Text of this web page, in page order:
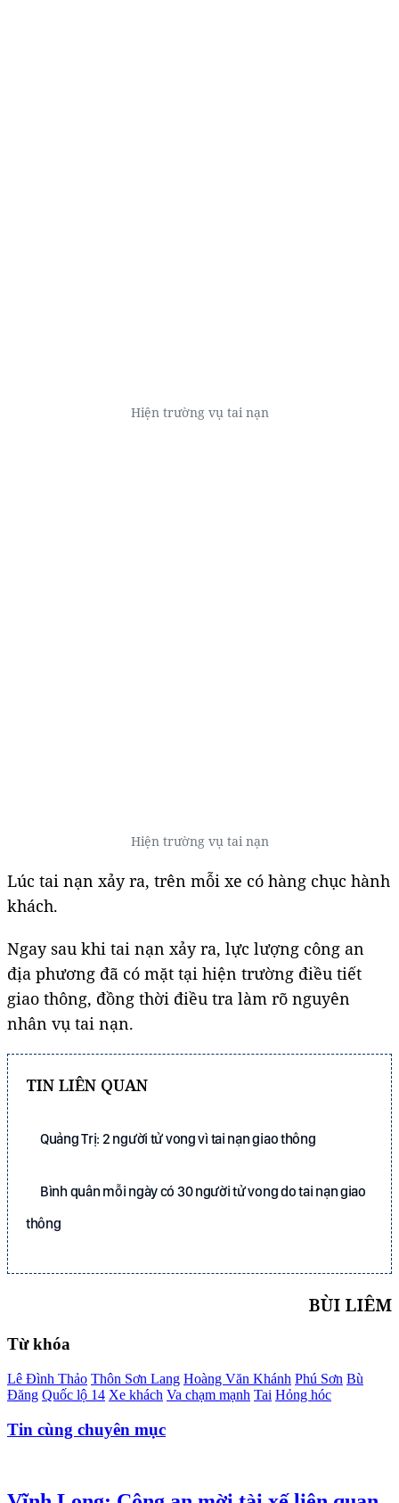
Hiện trường vụ tai nạn
Hiện trường vụ tai nạn
Lúc tai nạn xảy ra, trên mỗi xe có hàng chục hành
khách.
Ngay sau khi tai nạn xảy ra, lực lượng công an
địa phương đã có mặt tại hiện trường điều tiết
giao thông, đồng thời điều tra làm rõ nguyên
nhân vụ tai nạn.
TIN LIÊN QUAN
Quảng Trị: 2 người tử vong vì tai nạn giao thông
Bình quân mỗi ngày có 30 người tử vong do tai nạn giao
thông
BÙI LIÊM
Từ khóa
Lê Đình Thảo Thôn Sơn Lang Hoàng Văn Khánh Phú Sơn Bù
Đăng Quốc lộ 14 Xe khách Va chạm mạnh Tai Hỏng hóc
Tin cùng chuyên mục